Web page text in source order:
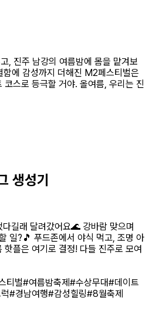
, 진주 남강의 여름밤에 몸을 맡겨보
에 감성까지 더해진 M2페스티벌은
스로 등극할 거야. 올여름, 우리는 진
생성기
길래 달려갔어요🌊 강바람 맞으며
일?🎵 푸드존에서 야식 먹고, 조명 아
플은 여기로 결정! 다들 진주로 모여
티벌#여름밤축제#수상무대#데이트
#경남여행#감성힐링#8월축제